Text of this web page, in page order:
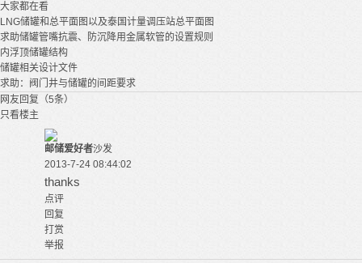
大家都在看
LNG储罐和总平面图以及泰国计量调压站总平面图
求助储罐管嘴抗震、防沉降用金属软管的设置规则
内浮顶储罐结构
储罐相关设计文件
求助：阀门井与储罐的间距要求
网友回复（5条）
只看楼主
邮储爱好者沙发
2013-7-24 08:44:02
thanks
点评
回复
打赏
举报